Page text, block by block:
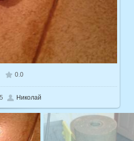
1600x960
0.0
Николай